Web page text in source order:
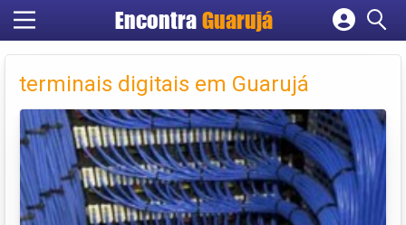
Encontra Guarujá
Cadastrar empresa
Criar conta
terminais digitais em Guarujá